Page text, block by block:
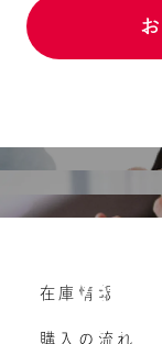
購入の流れ
よくいた
車両買い
在庫情報
購入の流れ